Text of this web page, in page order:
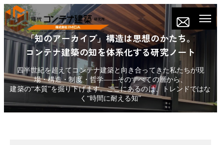
「知のアーカイブ」構造は思想のかたち。
コンテナ建築の知を体系化する研究ノート
四半世紀を超えてコンテナ建築と向き合ってきた私たちが現
場・構造・制度・哲学——そのすべての層から、
建築の“本質”を掘り下げます。ここにあるのは、トレンドではな
く“時間に耐える知”